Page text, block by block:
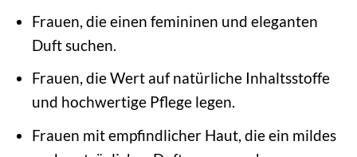
Frauen, die einen femininen und eleganten
Duft suchen.
Frauen, die Wert auf natürliche Inhaltsstoffe
und hochwertige Pflege legen.
Frauen mit empfindlicher Haut, die ein mildes